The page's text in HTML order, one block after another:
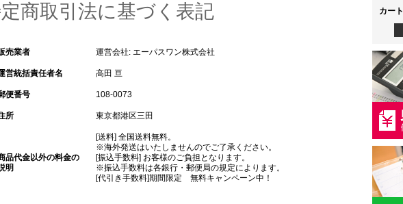
商取引法に基づく表記
売業者 運営会社: エーパスワン株式会社
営統括責任者名 高田 亘
便番号 108-0073
所 東京都港区三田
品代金以外の料金の
明
[送料] 全国送料無料。
※海外発送はいたしませんのでご了承ください。
[振込手数料] お客様のご負担となります。
※振込手数料は各銀行・郵便局の規定によります。
[代引き手数料]期間限定 無料キャンペーン中！
カート